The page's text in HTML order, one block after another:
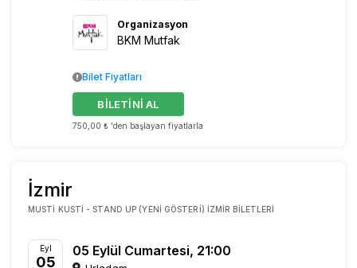
Organizasyon
BKM Mutfak
750,00 ₺ 'den başlayan fiyatlarla
BİLETİNİ AL
Bilet Fiyatları
İzmir
MUSTI KUSTI - STAND UP (YENI GÖSTERI) İZMIR BILETLERI
Eyl
05
05 Eylül Cumartesi, 21:00